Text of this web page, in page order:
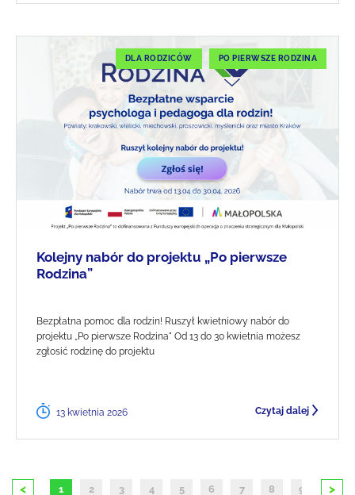
DLA RODZICÓW PO PIERWSZE RODZINA
Kolejny nabór do projektu „Po pierwsze
Rodzina”
Bezpłatna pomoc dla rodzin! Ruszył kwietniowy nabór do
projektu „Po pierwsze Rodzina" Od 13 do 30 kwietnia możesz
zgłosić rodzinę do projektu
13 kwietnia 2026 Czytaj dalej
< 1 2 3 4 5 6 7 8 9 10
>